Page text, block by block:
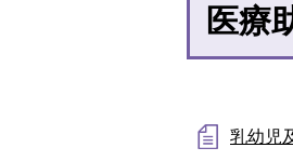
医療
乳幼児